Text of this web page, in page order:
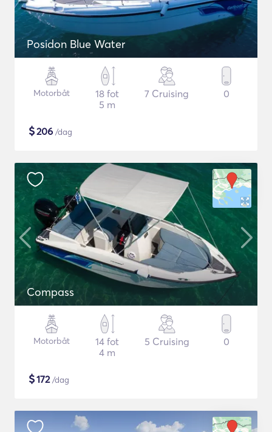
Posidon Blue Water
Motorbåt
18 fot
5 m
7 Cruising 0
$206 /dag
Compass
Motorbåt
14 fot
4 m
5 Cruising 0
$172/dag